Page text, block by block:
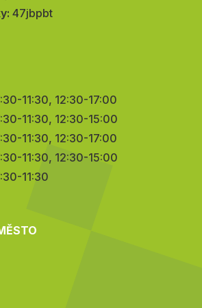
47jbpbt
11:30, 12:30-17:00
11:30, 12:30-15:00
11:30, 12:30-17:00
11:30, 12:30-15:00
11:30